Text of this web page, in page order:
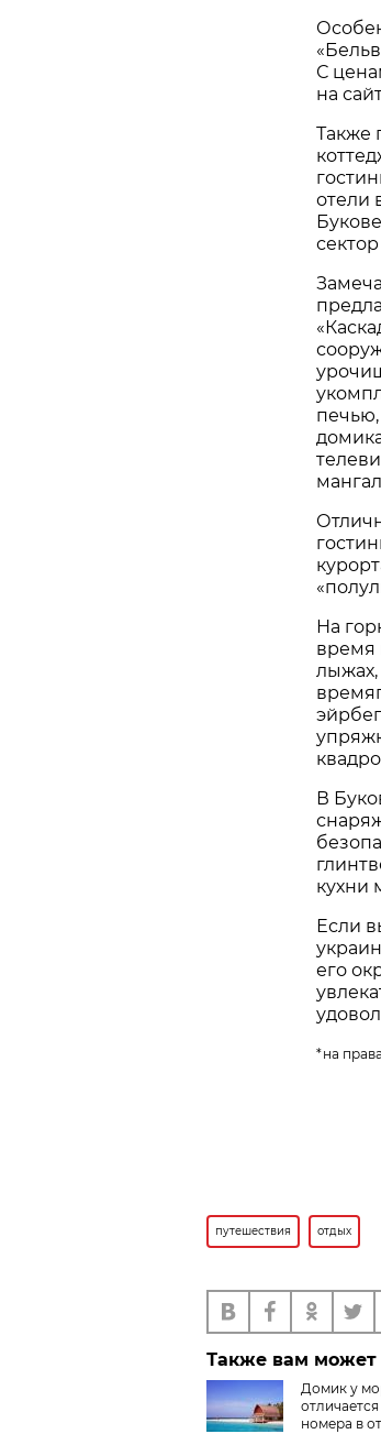
С
на
Также
отели
На
время
лыжах,
В
кухни
Если
его
*на
путешествия отдых
Также вам может
Домик у
номера в